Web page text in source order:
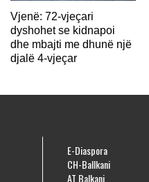
Vjenë: 72-vjeçari
dyshohet se kidnapoi
dhe mbajti me dhunë një
djalë 4-vjeçar
E-Diaspora
CH-Ballkani
AT Balkani